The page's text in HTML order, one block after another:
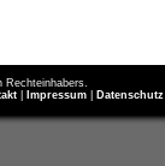
Rechteinhabers.
Impressum Datenschutz